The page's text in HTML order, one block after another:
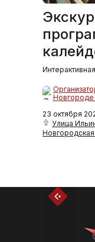
Новгороде
23 октября
Улица
Новгородская